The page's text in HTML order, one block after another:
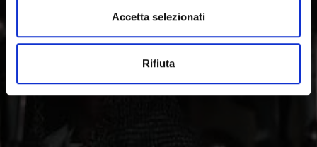
Accetta selezionati
Rifiuta
musica.